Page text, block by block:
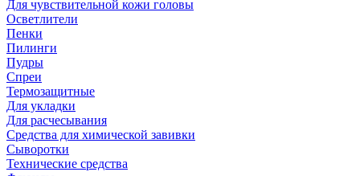
Для чувствительной кожи головы
Осветлители
Пенки
Пилинги
Пудры
Спреи
Термозащитные
Для укладки
Для расчесывания
Средства для химической завивки
Сыворотки
Технические средства